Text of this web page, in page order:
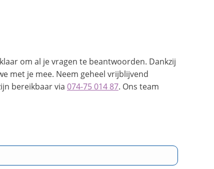
om al je vragen te beantwoorden. Dankzij
met je mee. Neem geheel vrijblijvend
bereikbaar via 074-75 014 87. Ons team